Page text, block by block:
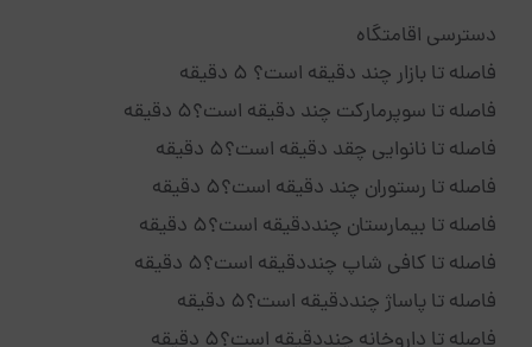
دسترسی اقامتگاه
فاصله تا بازار چند دقیقه است؟ 5 دقیقه
فاصله تا سوپرمارکت چند دقیقه است؟5 دقیقه
فاصله تا نانوایی چقد دقیقه است؟5 دقیقه
فاصله تا رستوران چند دقیقه است؟5 دقیقه
فاصله تا بیمارستان چنددقیقه است؟5 دقیقه
فاصله تا کافی شاپ چنددقیقه است؟5 دقیقه
فاصله تا پاساژ چنددقیقه است؟5 دقیقه